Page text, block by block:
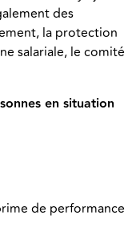
des
la protection
salariale, le comité
en situation
de performance